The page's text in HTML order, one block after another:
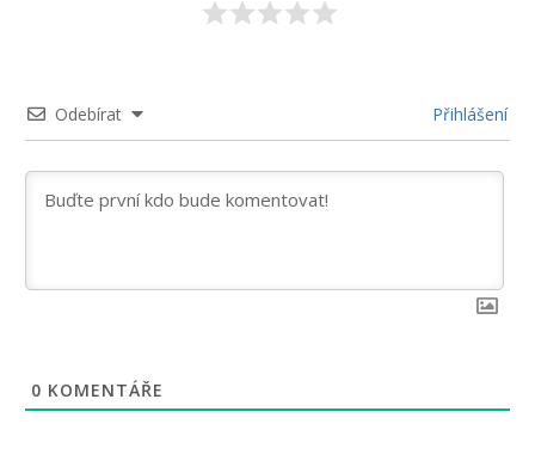
Odebírat Přihlášení
0 KOMENTÁŘE